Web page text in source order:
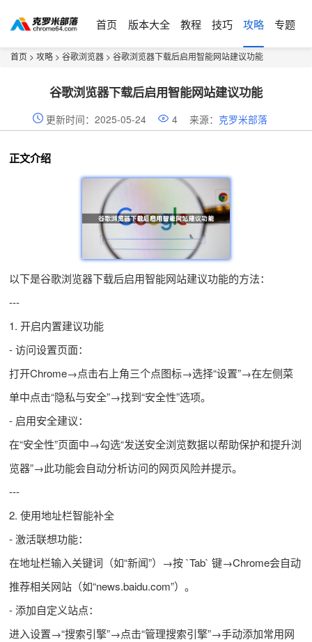
首页 版本大全 教程 技巧 攻略 专题
首页 > 攻略 > 谷歌浏览器 > 谷歌浏览器下载后启用智能网站建议功能
谷歌浏览器下载后启用智能网站建议功能
更新时间：2025-05-24 4 来源： 克罗米部落
正文介绍
以下是谷歌浏览器下载后启用智能网站建议功能的方法：
---
1. 开启内置建议功能
- 访问设置页面：
打开Chrome→点击右上角三个点图标→选择“设置”→在左侧菜
单中点击“隐私与安全”→找到“安全性”选项。
- 启用安全建议：
在“安全性”页面中→勾选“发送安全浏览数据以帮助保护和提升浏
览器”→此功能会自动分析访问的网页风险并提示。
---
2. 使用地址栏智能补全
- 激活联想功能：
在地址栏输入关键词（如“新闻”）→按 `Tab` 键→Chrome会自动
推荐相关网站（如“news.baidu.com”）。
- 添加自定义站点：
进入设置→“搜索引擎”→点击“管理搜索引擎”→手动添加常用网